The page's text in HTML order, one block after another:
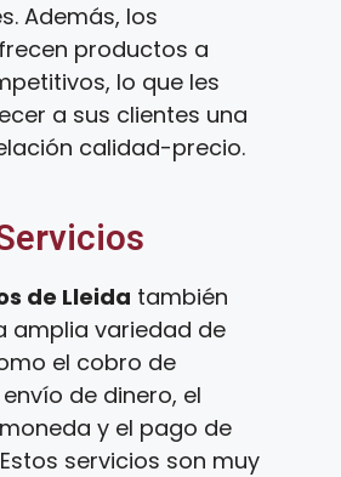
Además, los
productos a
lo que les
a sus clientes una
calidad-precio.
de Lleida también
amplia variedad de
el cobro de
de dinero, el
y el pago de
servicios son muy